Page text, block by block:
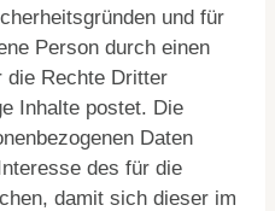
und für
Person durch einen
die Rechte Dritter
Inhalte postet. Die
Daten
des für die
damit sich dieser im